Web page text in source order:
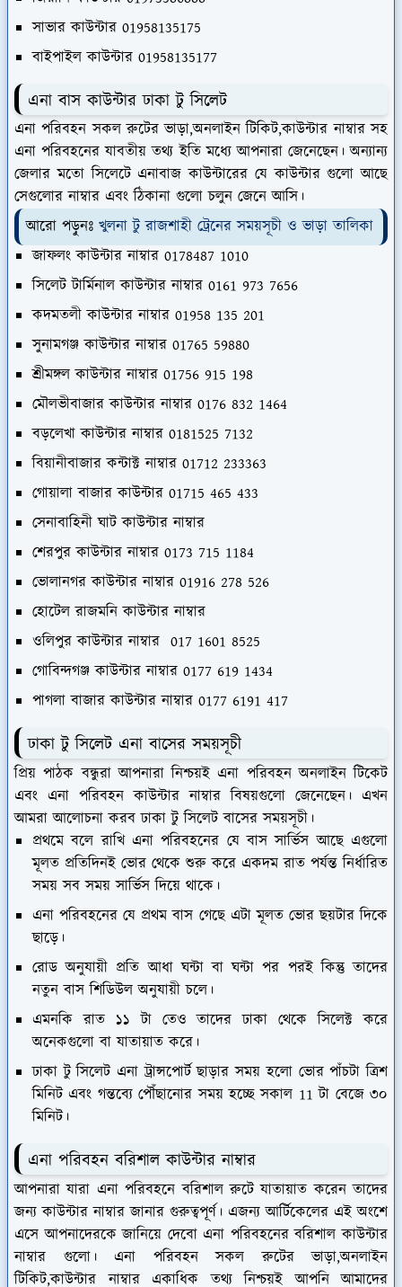
সাভার কাউন্টার 01958135175
বাইপাইল কাউন্টার 01958135177
এনা বাস কাউন্টার ঢাকা টু সিলেট
এনা পরিবহন সকল রুটের ভাড়া,অনলাইন টিকিট,কাউন্টার নাম্বার সহ
এনা পরিবহনের যাবতীয় তথ্য ইতি মধ্যে আপনারা জেনেছেন। অন্যান্য
জেলার মতো সিলেটে এনাবাজ কাউন্টারের যে কাউন্টার গুলো আছে
সেগুলোর নাম্বার এবং ঠিকানা গুলো চলুন জেনে আসি।
আরো পড়ুনঃ খুলনা টু রাজশাহী ট্রেনের সময়সূচী ও ভাড়া তালিকা
জাফলং কাউন্টার নাম্বার 0178487 1010
সিলেট টার্মিনাল কাউন্টার নাম্বার 0161 973 7656
কদমতলী কাউন্টার নাম্বার 01958 135 201
সুনামগঞ্জ কাউন্টার নাম্বার 01765 59880
শ্রীমঙ্গল কাউন্টার নাম্বার 01756 915 198
মৌলভীবাজার কাউন্টার নাম্বার 0176 832 1464
বড়লেখা কাউন্টার নাম্বার 0181525 7132
বিয়ানীবাজার কন্টাক্ট নাম্বার 01712 233363
গোয়ালা বাজার কাউন্টার 01715 465 433
সেনাবাহিনী ঘাট কাউন্টার নাম্বার
শেরপুর কাউন্টার নাম্বার 0173 715 1184
ভোলানগর কাউন্টার নাম্বার 01916 278 526
হোটেল রাজমনি কাউন্টার নাম্বার
ওলিপুর কাউন্টার নাম্বার 017 1601 8525
গোবিন্দগঞ্জ কাউন্টার নাম্বার 0177 619 1434
পাগলা বাজার কাউন্টার নাম্বার 0177 6191 417
ঢাকা টু সিলেট এনা বাসের সময়সূচী
প্রিয় পাঠক বন্ধুরা আপনারা নিশ্চয়ই এনা পরিবহন অনলাইন টিকেট
এবং এনা পরিবহন কাউন্টার নাম্বার বিষয়গুলো জেনেছেন। এখন
আমরা আলোচনা করব ঢাকা টু সিলেট বাসের সময়সূচী।
প্রথমে বলে রাখি এনা পরিবহনের যে বাস সার্ভিস আছে এগুলো
মূলত প্রতিদিনই ভোর থেকে শুরু করে একদম রাত পর্যন্ত নির্ধারিত
সময় সব সময় সার্ভিস দিয়ে থাকে।
এনা পরিবহনের যে প্রথম বাস গেছে এটা মূলত ভোর ছয়টার দিকে
ছাড়ে।
রোড অনুযায়ী প্রতি আধা ঘন্টা বা ঘন্টা পর পরই কিন্তু তাদের
নতুন বাস শিডিউল অনুযায়ী চলে।
এমনকি রাত ১১ টা তেও তাদের ঢাকা থেকে সিলেক্ট করে
অনেকগুলো বা যাতায়াত করে।
ঢাকা টু সিলেট এনা ট্রান্সপোর্ট ছাড়ার সময় হলো ভোর পাঁচটা ত্রিশ
মিনিট এবং গন্তব্যে পৌঁছানোর সময় হচ্ছে সকাল 11 টা বেজে ৩০
মিনিট।
এনা পরিবহন বরিশাল কাউন্টার নাম্বার
আপনারা যারা এনা পরিবহনে বরিশাল রুটে যাতায়াত করেন তাদের
জন্য কাউন্টার নাম্বার জানার গুরুত্বপূর্ণ। এজন্য আর্টিকেলের এই অংশে
এসে আপনাদেরকে জানিয়ে দেবো এনা পরিবহনের বরিশাল কাউন্টার
নাম্বার গুলো। এনা পরিবহন সকল রুটের ভাড়া,অনলাইন
টিকিট,কাউন্টার নাম্বার একাধিক তথ্য নিশ্চয়ই আপনি আমাদের